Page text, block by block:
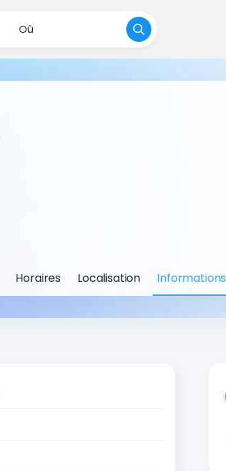
Où
Horaires Localisation Informations